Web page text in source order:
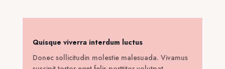
Quisque viverra interdum luctus
Donec sollicitudin molestie malesuada. Vivamus